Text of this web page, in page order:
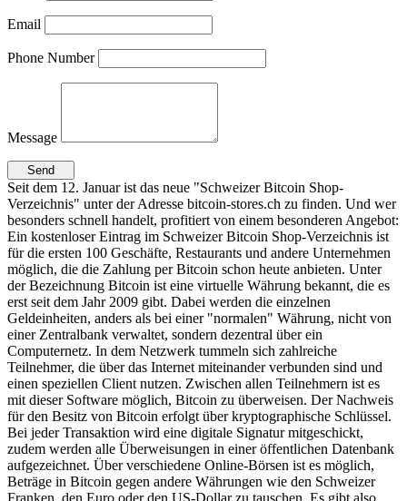
Email
Phone Number
Message
Seit dem 12. Januar ist das neue "Schweizer Bitcoin Shop-
Verzeichnis" unter der Adresse bitcoin-stores.ch zu finden. Und wer
besonders schnell handelt, profitiert von einem besonderen Angebot:
Ein kostenloser Eintrag im Schweizer Bitcoin Shop-Verzeichnis ist
für die ersten 100 Geschäfte, Restaurants und andere Unternehmen
möglich, die die Zahlung per Bitcoin schon heute anbieten. Unter
der Bezeichnung Bitcoin ist eine virtuelle Währung bekannt, die es
erst seit dem Jahr 2009 gibt. Dabei werden die einzelnen
Geldeinheiten, anders als bei einer "normalen" Währung, nicht von
einer Zentralbank verwaltet, sondern dezentral über ein
Computernetz. In dem Netzwerk tummeln sich zahlreiche
Teilnehmer, die über das Internet miteinander verbunden sind und
einen speziellen Client nutzen. Zwischen allen Teilnehmern ist es
mit dieser Software möglich, Bitcoin zu überweisen. Der Nachweis
für den Besitz von Bitcoin erfolgt über kryptographische Schlüssel.
Bei jeder Transaktion wird eine digitale Signatur mitgeschickt,
zudem werden alle Überweisungen in einer öffentlichen Datenbank
aufgezeichnet. Über verschiedene Online-Börsen ist es möglich,
Beträge in Bitcoin gegen andere Währungen wie den Schweizer